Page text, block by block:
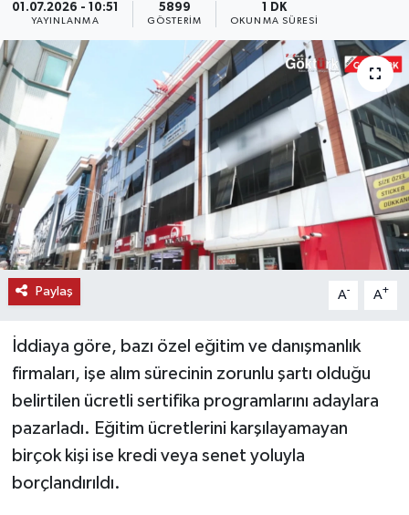
01.07.2026 - 10:51
YAYINLANMA
5899
GÖSTERIM
1 DK
OKUNMA SÜRESI
Paylaş A- A+
İddiaya göre, bazı özel eğitim ve danışmanlık
firmaları, işe alım sürecinin zorunlu şartı olduğu
belirtilen ücretli sertifika programlarını adaylara
pazarladı. Eğitim ücretlerini karşılayamayan
birçok kişi ise kredi veya senet yoluyla
borçlandırıldı.
KEMERBURGAZ
KÜLTÜR - SANAT
MAGAZİN
ÖZEL HABER
SAĞLIK
SPOR
TEKNOLOJİ
TİCARET
YAŞAM